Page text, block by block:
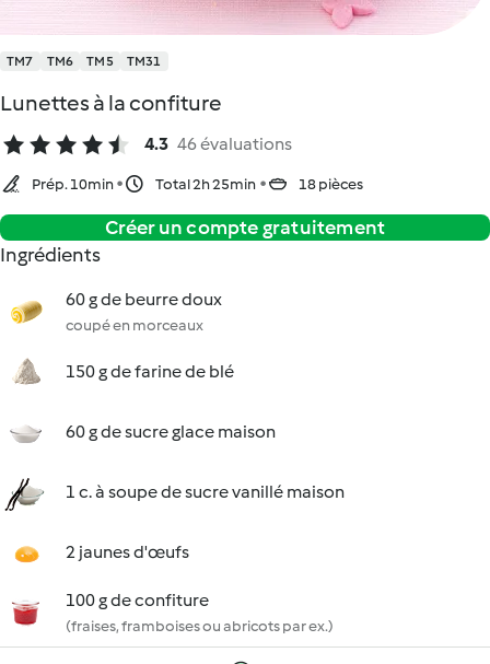
TM7 TM6 TM5 TM31
Lunettes à la confiture
4.3 46 évaluations
Prép. 10min Total 2h 25min 18 pièces
Créer un compte gratuitement
Ingrédients
60 g de beurre doux
coupé en morceaux
150 g de farine de blé
60 g de sucre glace maison
1 c. à soupe de sucre vanillé maison
2 jaunes d'œufs
100 g de confiture
(fraises, framboises ou abricots par ex.)